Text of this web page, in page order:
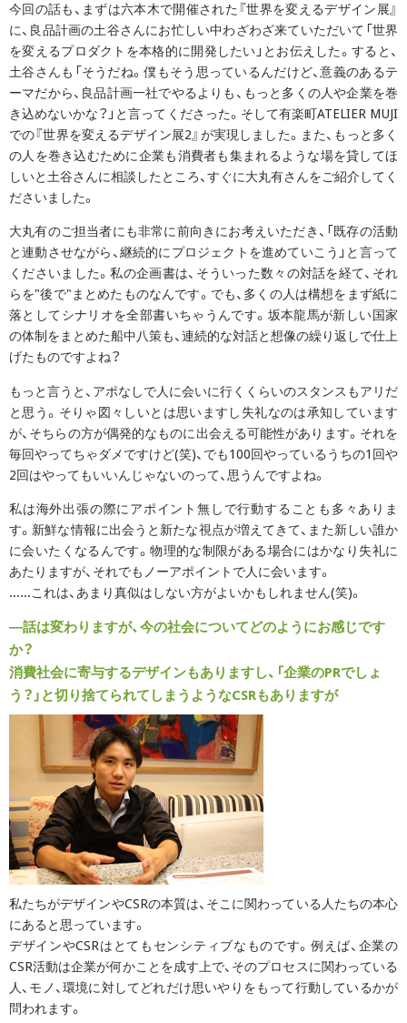
今回の話も、まずは六本木で開催された『世界を変えるデザイン展』
に、良品計画の土谷さんにお忙しい中わざわざ来ていただいて「世界
を変えるプロダクトを本格的に開発したい」とお伝えした。すると、
土谷さんも「そうだね。僕もそう思っているんだけど、意義のあるテ
ーマだから、良品計画一社でやるよりも、もっと多くの人や企業を巻
き込めないかな？」と言ってくださった。そして有楽町ATELIER MUJI
での『世界を変えるデザイン展2』が実現しました。また、もっと多く
の人を巻き込むために企業も消費者も集まれるような場を貸してほ
しいと土谷さんに相談したところ、すぐに大丸有さんをご紹介してく
ださいました。
大丸有のご担当者にも非常に前向きにお考えいただき、「既存の活動
と連動させながら、継続的にプロジェクトを進めていこう」と言って
くださいました。私の企画書は、そういった数々の対話を経て、それ
らを"後で"まとめたものなんです。でも、多くの人は構想をまず紙に
落としてシナリオを全部書いちゃうんです。坂本龍馬が新しい国家
の体制をまとめた船中八策も、連続的な対話と想像の繰り返しで仕上
げたものですよね？
もっと言うと、アポなしで人に会いに行くくらいのスタンスもアリだ
と思う。そりゃ図々しいとは思いますし失礼なのは承知しています
が、そちらの方が偶発的なものに出会える可能性があります。それを
毎回やってちゃダメですけど(笑)、でも100回やっているうちの1回や
2回はやってもいいんじゃないのって、思うんですよね。
私は海外出張の際にアポイント無しで行動することも多々ありま
す。新鮮な情報に出会うと新たな視点が増えてきて、また新しい誰か
に会いたくなるんです。物理的な制限がある場合にはかなり失礼に
あたりますが、それでもノーアポイントで人に会います。
......これは、あまり真似はしない方がよいかもしれません(笑)。
―話は変わりますが、今の社会についてどのようにお感じです
か？
消費社会に寄与するデザインもありますし、「企業のPRでしょ
う？」と切り捨てられてしまうようなCSRもありますが
私たちがデザインやCSRの本質は、そこに関わっている人たちの本心
にあると思っています。
デザインやCSRはとてもセンシティブなものです。例えば、企業の
CSR活動は企業が何かことを成す上で、そのプロセスに関わっている
人、モノ、環境に対してどれだけ思いやりをもって行動しているかが
問われます。